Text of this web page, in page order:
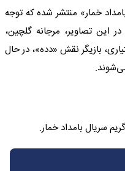
خمار» منتشر شده که توجه
این تصاویر، مرجانه گلچین،
بازیگر نقش «دده»، در حال
سریال بامداد خمار.